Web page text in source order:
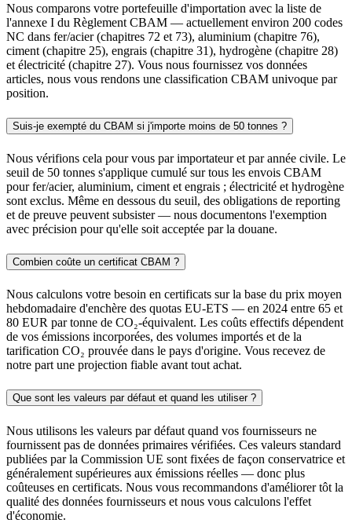
Nous comparons votre portefeuille d'importation avec la liste de
l'annexe I du Règlement CBAM — actuellement environ 200 codes
NC dans fer/acier (chapitres 72 et 73), aluminium (chapitre 76),
ciment (chapitre 25), engrais (chapitre 31), hydrogène (chapitre 28)
et électricité (chapitre 27). Vous nous fournissez vos données
articles, nous vous rendons une classification CBAM univoque par
position.
Suis-je exempté du CBAM si j'importe moins de 50 tonnes ?
Nous vérifions cela pour vous par importateur et par année civile. Le
seuil de 50 tonnes s'applique cumulé sur tous les envois CBAM
pour fer/acier, aluminium, ciment et engrais ; électricité et hydrogène
sont exclus. Même en dessous du seuil, des obligations de reporting
et de preuve peuvent subsister — nous documentons l'exemption
avec précision pour qu'elle soit acceptée par la douane.
Combien coûte un certificat CBAM ?
Nous calculons votre besoin en certificats sur la base du prix moyen
hebdomadaire d'enchère des quotas EU-ETS — en 2024 entre 65 et
80 EUR par tonne de CO₂-équivalent. Les coûts effectifs dépendent
de vos émissions incorporées, des volumes importés et de la
tarification CO₂ prouvée dans le pays d'origine. Vous recevez de
notre part une projection fiable avant tout achat.
Que sont les valeurs par défaut et quand les utiliser ?
Nous utilisons les valeurs par défaut quand vos fournisseurs ne
fournissent pas de données primaires vérifiées. Ces valeurs standard
publiées par la Commission UE sont fixées de façon conservatrice et
généralement supérieures aux émissions réelles — donc plus
coûteuses en certificats. Nous vous recommandons d'améliorer tôt la
qualité des données fournisseurs et nous vous calculons l'effet
d'économie.